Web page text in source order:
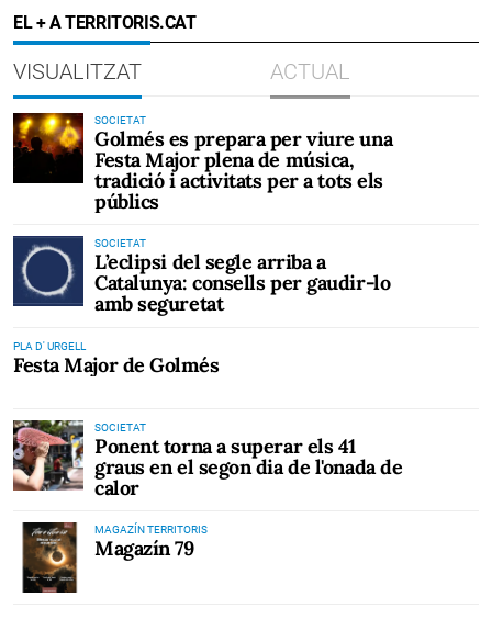
EL + A TERRITORIS.CAT
VISUALITZAT ACTUAL
SOCIETAT
Golmés es prepara per viure una
Festa Major plena de música,
tradició i activitats per a tots els
públics
SOCIETAT
L’eclipsi del segle arriba a
Catalunya: consells per gaudir-lo
amb seguretat
PLA D' URGELL
Festa Major de Golmés
SOCIETAT
Ponent torna a superar els 41
graus en el segon dia de l'onada de
calor
MAGAZÍN TERRITORIS
Magazín 79